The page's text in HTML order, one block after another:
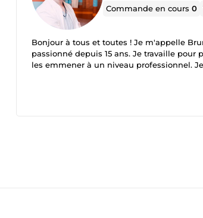
Commande en cours0
Bonjour à tous et toutes ! Je m'appelle
passionné depuis 15 ans. Je travaille
les emmener à un niveau professionnel.
de vivre à vous et votre travail pour
Je nettoie votre podcast -Composition -